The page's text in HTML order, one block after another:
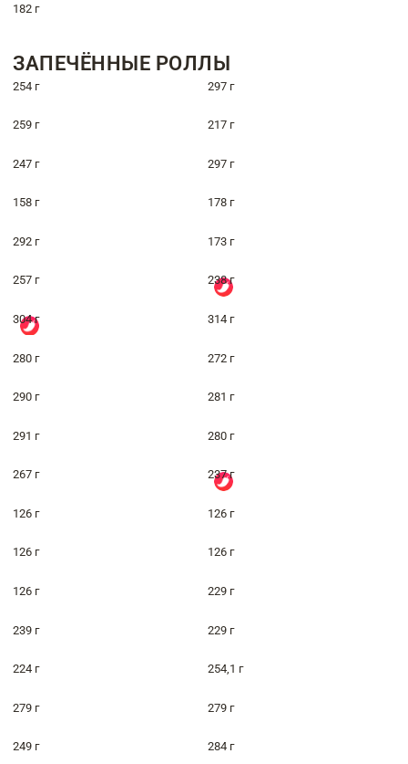
182 г
ЗАПЕЧЁННЫЕ РОЛЛЫ
254 г 297 г
259 г 217 г
247 г 297 г
158 г 178 г
292 г 173 г
257 г 238 г
304 г 314 г
280 г 272 г
290 г 281 г
291 г 280 г
267 г 237 г
126 г 126 г
126 г 126 г
126 г 229 г
239 г 229 г
224 г 254,1 г
279 г 279 г
249 г 284 г